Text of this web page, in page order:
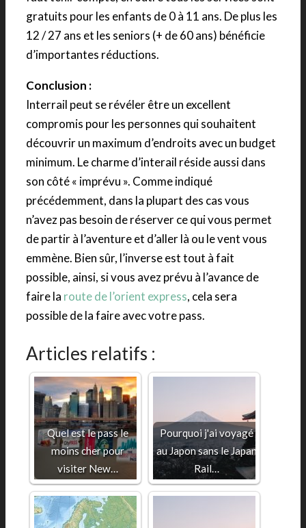
gratuits pour les enfants de 0 à 11 ans. De plus les
12 / 27 ans et les seniors (+ de 60 ans) bénéficie
d’importantes réductions.
Conclusion :
Interrail peut se révéler être un excellent
compromis pour les personnes qui souhaitent
découvrir un maximum d’endroits avec un budget
minimum. Le charme d’interail réside aussi dans
son côté « imprévu ». Comme indiqué
précédemment, dans la plupart des cas vous
n’avez pas besoin de réserver ce qui vous permet
de partir à l’aventure et d’aller là ou le vent vous
emmène. Bien sûr, l’inverse est tout à fait
possible, ainsi, si vous avez prévu à l’avance de
faire la route de l’orient express, cela sera
possible de la faire avec votre pass.
Articles relatifs :
Quel est le pass le
moins cher pour
visiter New…
Pourquoi j'ai voyagé
au Japon sans le Japan
Rail…